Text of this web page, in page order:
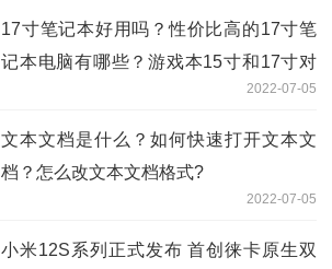
17寸笔记本好用吗？性价比高的17寸笔
记本电脑有哪些？游戏本15寸和17寸对
2022-07-05
文本文档是什么？如何快速打开文本文
档？怎么改文本文档格式?
2022-07-05
小米12S系列正式发布 首创徕卡原生双